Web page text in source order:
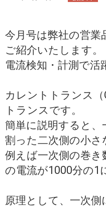
今月号は弊社の営
ご紹介いたします。
電流検知・計測で活
カレントトランス
トランスです。
簡単に説明すると、
割った二次側の小
例えば一次側の巻
の電流が1000分の1
原理として、一次